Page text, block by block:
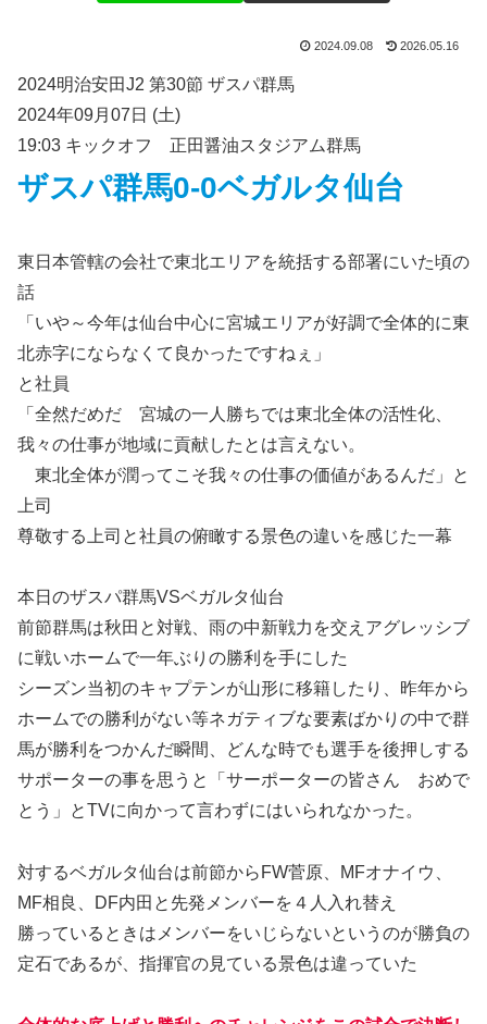
2024.09.08 2026.05.16
2024明治安田J2 第30節 ザスパ群馬
2024年09月07日 (土)
19:03 キックオフ 正田醤油スタジアム群馬
ザスパ群馬0‐0ベガルタ仙台
東日本管轄の会社で東北エリアを統括する部署にいた頃の
話
「いや～今年は仙台中心に宮城エリアが好調で全体的に東
北赤字にならなくて良かったですねぇ」
と社員
「全然だめだ 宮城の一人勝ちでは東北全体の活性化、
我々の仕事が地域に貢献したとは言えない。
東北全体が潤ってこそ我々の仕事の価値があるんだ」と
上司
尊敬する上司と社員の俯瞰する景色の違いを感じた一幕
本日のザスパ群馬VSベガルタ仙台
前節群馬は秋田と対戦、雨の中新戦力を交えアグレッシブ
に戦いホームで一年ぶりの勝利を手にした
シーズン当初のキャプテンが山形に移籍したり、昨年から
ホームでの勝利がない等ネガティブな要素ばかりの中で群
馬が勝利をつかんだ瞬間、どんな時でも選手を後押しする
サポーターの事を思うと「サーポーターの皆さん おめで
とう」とTVに向かって言わずにはいられなかった。
対するベガルタ仙台は前節からFW菅原、MFオナイウ、
MF相良、DF内田と先発メンバーを４人入れ替え
勝っているときはメンバーをいじらないというのが勝負の
定石であるが、指揮官の見ている景色は違っていた